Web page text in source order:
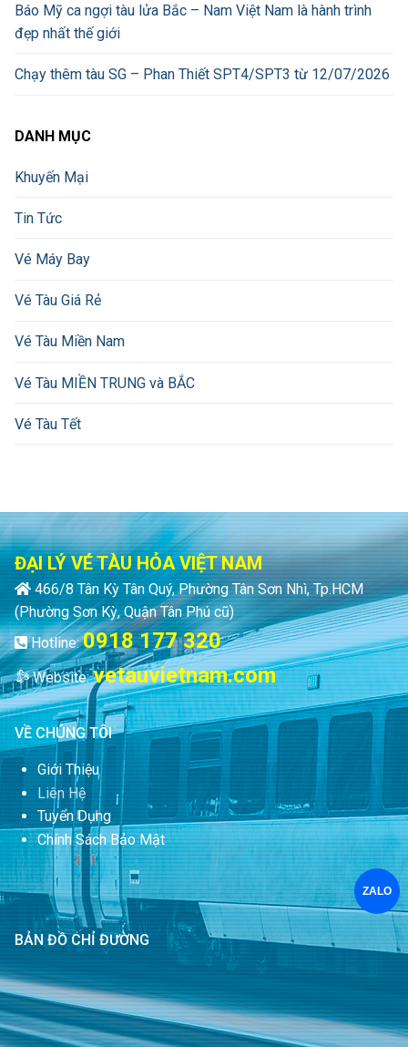
Báo Mỹ ca ngợi tàu lửa Bắc – Nam Việt Nam là hành trình
đẹp nhất thế giới
Chạy thêm tàu SG – Phan Thiết SPT4/SPT3 từ 12/07/2026
DANH MỤC
Khuyến Mại
Tin Tức
Vé Máy Bay
Vé Tàu Giá Rẻ
Vé Tàu Miền Nam
Vé Tàu MIỀN TRUNG và BẮC
Vé Tàu Tết
ĐẠI LÝ VÉ TÀU HỎA VIỆT NAM
466/8 Tân Kỳ Tân Quý, Phường Tân Sơn Nhì, Tp.HCM
(Phường Sơn Kỳ, Quận Tân Phú cũ)
Hotline:0918 177 320
Website:vetauvietnam.com
VỀ CHÚNG TÔI
Giới Thiệu
Liên Hệ
Tuyển Dụng
Chính Sách Bảo Mật
BẢN ĐỒ CHỈ ĐƯỜNG
ZALO